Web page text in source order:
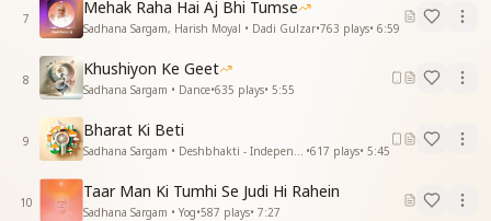
7
Mehak Raha Hai Aj Bhi Tumse
Sadhana Sargam, Harish Moyal • Dadi Gulzar•763 plays• 6:59
8
Khushiyon Ke Geet
Sadhana Sargam • Dance•635 plays• 5:55
9
Bharat Ki Beti
•617 plays• 5:45
10
Taar Man Ki Tumhi Se Judi Hi Rahein
Sadhana Sargam • Yog•587 plays• 7:27